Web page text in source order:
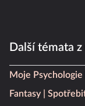
Další témata
Moje Psychologie
Fantasy